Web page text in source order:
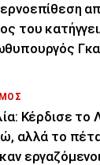
του
Κέρδισε το
αλλά το